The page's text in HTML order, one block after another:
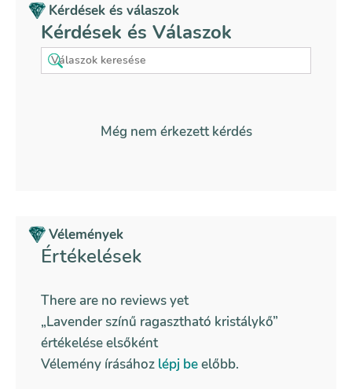
Kérdések és válaszok
Kérdések és Válaszok
Még nem érkezett kérdés
Vélemények
Értékelések
There are no reviews yet
„Lavender színű ragasztható kristálykő”
értékelése elsőként
Vélemény írásához lépj beelőbb.